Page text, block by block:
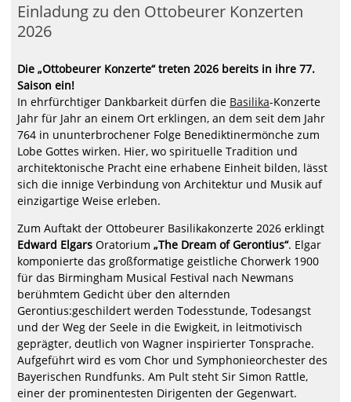
Einladung zu den Ottobeurer Konzerten
2026
Die „Ottobeurer Konzerte“ treten 2026 bereits in ihre 77.
Saison ein!
In ehrfürchtiger Dankbarkeit dürfen die Basilika-Konzerte
Jahr für Jahr an einem Ort erklingen, an dem seit dem Jahr
764 in ununterbrochener Folge Benediktinermönche zum
Lobe Gottes wirken. Hier, wo spirituelle Tradition und
architektonische Pracht eine erhabene Einheit bilden, lässt
sich die innige Verbindung von Architektur und Musik auf
einzigartige Weise erleben.
Zum Auftakt der Ottobeurer Basilikakonzerte 2026 erklingt
Edward Elgars Oratorium „The Dream of Gerontius“. Elgar
komponierte das großformatige geistliche Chorwerk 1900
für das Birmingham Musical Festival nach Newmans
berühmtem Gedicht über den alternden
Gerontius:geschildert werden Todesstunde, Todesangst
und der Weg der Seele in die Ewigkeit, in leitmotivisch
geprägter, deutlich von Wagner inspirierter Tonsprache.
Aufgeführt wird es vom Chor und Symphonieorchester des
Bayerischen Rundfunks. Am Pult steht Sir Simon Rattle,
einer der prominentesten Dirigenten der Gegenwart.